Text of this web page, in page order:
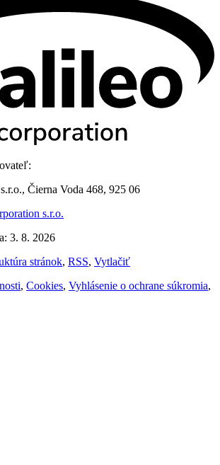
Čierna Voda 468, 925 06
s.r.o.
3. 8. 2026
stránok, RSS, Vytlačiť
, Cookies, Vyhlásenie o ochrane súkromia,